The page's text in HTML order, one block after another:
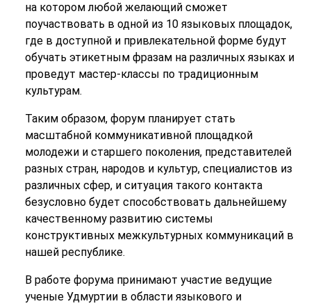
на котором любой желающий сможет
поучаствовать в одной из 10 языковых площадок,
где в доступной и привлекательной форме будут
обучать этикетным фразам на различных языках и
проведут мастер-классы по традиционным
культурам.
Таким образом, форум планирует стать
масштабной коммуникативной площадкой
молодежи и старшего поколения, представителей
разных стран, народов и культур, специалистов из
различных сфер, и ситуация такого контакта
безусловно будет способствовать дальнейшему
качественному развитию системы
конструктивных межкультурных коммуникаций в
нашей республике.
В работе форума принимают участие ведущие
ученые Удмуртии в области языкового и